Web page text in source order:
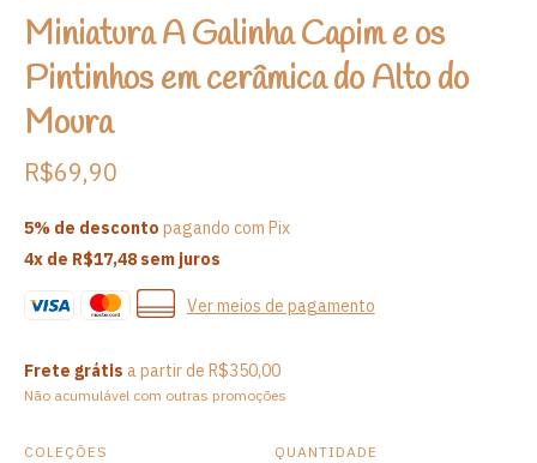
Miniatura A Galinha Capim e os
Pintinhos em cerâmica do Alto do
Moura
R$69,90
5% de desconto pagando com Pix
4x de R$17,48sem juros
Ver meios de pagamento
Frete grátis a partir de R$350,00
Não acumulável com outras promoções
COLEÇÕES QUANTIDADE